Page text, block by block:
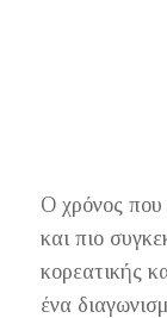
Ο χρόνος που
και πιο
κορεατικής
ένα